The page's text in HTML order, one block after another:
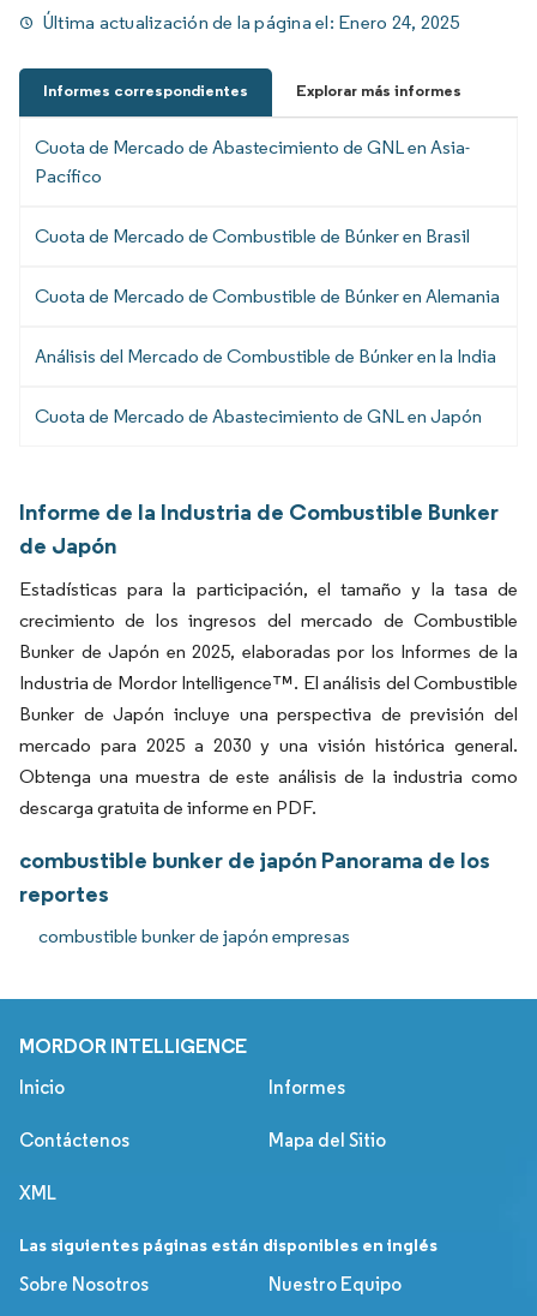
Última actualización de la página el: Enero 24, 2025
Informes correspondientes Explorar más informes
Cuota de Mercado de Abastecimiento de GNL en Asia-
Pacífico
Cuota de Mercado de Combustible de Búnker en Brasil
Cuota de Mercado de Combustible de Búnker en Alemania
Análisis del Mercado de Combustible de Búnker en la India
Cuota de Mercado de Abastecimiento de GNL en Japón
Informe de la Industria de Combustible Bunker
de Japón
Estadísticas para la participación, el tamaño y la tasa de
crecimiento de los ingresos del mercado de Combustible
Bunker de Japón en 2025, elaboradas por los Informes de la
Industria de Mordor Intelligence™. El análisis del Combustible
Bunker de Japón incluye una perspectiva de previsión del
mercado para 2025 a 2030 y una visión histórica general.
Obtenga una muestra de este análisis de la industria como
descarga gratuita de informe en PDF.
combustible bunker de japón Panorama de los
reportes
combustible bunker de japón empresas
MORDOR INTELLIGENCE
Inicio Informes
Contáctenos Mapa del Sitio
XML
Las siguientes páginas están disponibles en inglés
Sobre Nosotros
Nuestro Equipo